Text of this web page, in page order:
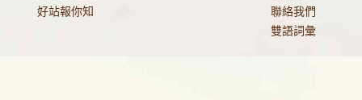
好站報你知
聯絡我們
雙語詞彙